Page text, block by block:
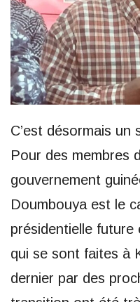
C’est désormais un
Pour des membres
gouvernement
Doumbouya est le
présidentielle future
qui se sont faites à
dernier par des